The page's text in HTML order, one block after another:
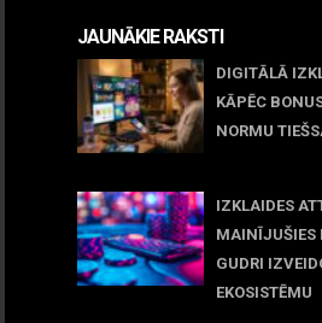
JAUNĀKIE RAKSTI
DIGITĀLĀ
KĀPĒC
NORMU
IZKLAIDES
MAINĪJUŠIES
GUDRI
EKOSISTĒMU